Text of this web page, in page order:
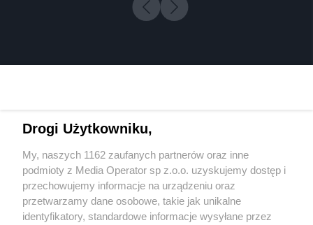
Wydawca mediów lokalnych
Drogi Użytkowniku,
My, naszych 1162 zaufanych partnerów oraz inne
podmioty z Media Operator sp z.o.o. uzyskujemy dostęp i
przechowujemy informacje na urządzeniu oraz
przetwarzamy dane osobowe, takie jak unikalne
identyfikatory, standardowe informacje wysyłane przez